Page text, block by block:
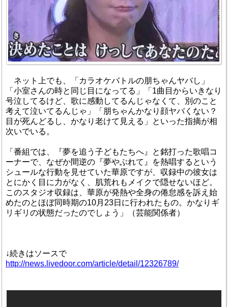
ネット上でも、「カラオケバトルの朋ちゃんヤバし」
「小室さんの時と同じ目になってる」「1曲目からいきなり
号泣してるけど、歌に感動してるんじゃなくて、別のこと
考えて泣いてるんじゃ」「朋ちゃんかなり顔ヤバくない？
目が死んどるし、かなり老けて見える」といった指摘が相
次いでいる。
「番組では、『夢を追う子どもたちへ』と銘打った歌唱コ
ーナーで、なぜか間逆の『夢やぶれて』を熱唱するという
シュールな行動を見せていた華原ですが、収録中の彼女は
とにかく目に力がなく、肌荒れもメイクで隠せないほど。
このスタジオ収録は、華原が発熱や全身の倦怠感を訴え始
めたのとほぼ同時期の10月23日に行われたもの。かなりギ
リギリの状態だったのでしょう」（芸能関係者）
↓続きはソースで
http://news.livedoor.com/article/detail/12326789/